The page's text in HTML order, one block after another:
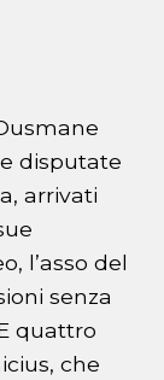
disputate
arrivati
l’asso del
senza
quattro
che